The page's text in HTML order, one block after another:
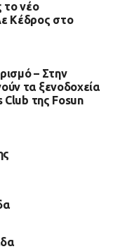
το νέο
Κέδρος στο
– Στην
τα ξενοδοχεία
Club της Fosun